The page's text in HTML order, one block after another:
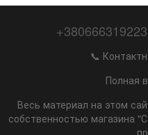
+380666319223
📞
Полная
Весь материал на этом
собственностью магазина